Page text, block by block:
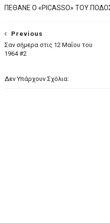
ΠΕΘΑΝΕ Ο «PICASSO» TOY
Previous
Σαν σήμερα στις 12 Μαΐου του
1964 #2
Δεν Υπάρχουν Σχόλια: